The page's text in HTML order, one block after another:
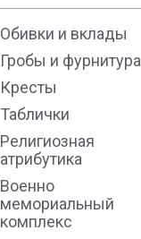
Обивки и вклады
Гробы и фурнитура
Кресты
Таблички
Религиозная
атрибутика
Военно
мемориальный
комплекс